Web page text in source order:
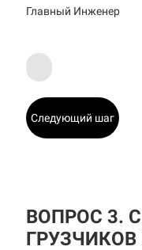
Главный Инженер
Следующий шаг
ВОПРОС 3.
ГРУЗЧИКОВ